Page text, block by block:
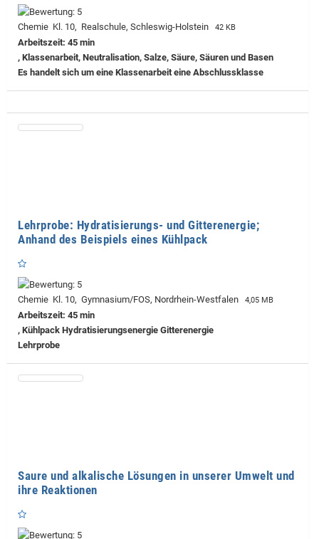
Chemie Kl. 10, Realschule, Schleswig-Holstein 42 KB
Arbeitszeit: 45 min
, Klassenarbeit, Neutralisation, Salze, Säure, Säuren und Basen
Es handelt sich um eine Klassenarbeit eine Abschlussklasse
Lehrprobe: Hydratisierungs- und Gitterenergie;
Anhand des Beispiels eines Kühlpack
Chemie Kl. 10, Gymnasium/FOS, Nordrhein-Westfalen 4,05 MB
Arbeitszeit: 45 min
, Kühlpack Hydratisierungsenergie Gitterenergie
Lehrprobe
Saure und alkalische Lösungen in unserer Umwelt und
ihre Reaktionen